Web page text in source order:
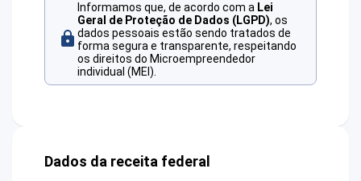
Informamos que, de acordo com a Lei
Geral de Proteção de Dados (LGPD), os
dados pessoais estão sendo tratados de
forma segura e transparente, respeitando
os direitos do Microempreendedor
individual (MEI).
Dados da receita federal